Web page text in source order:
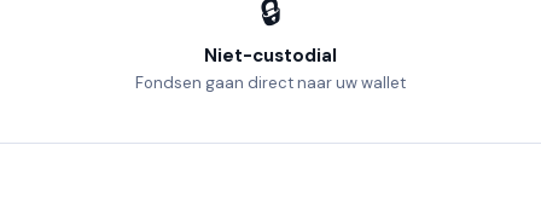
🔒
Niet-custodial
Fondsen gaan direct naar uw wallet